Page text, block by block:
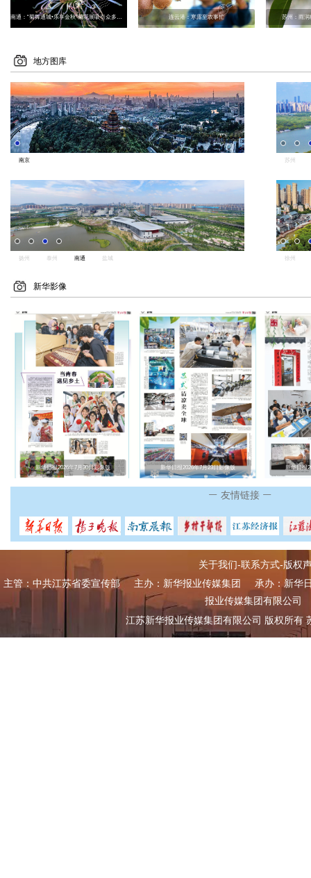
连云港：寒露至农事忙 苏州：雨润
地方图库
南京 苏州
扬州 泰州 南通 盐城 徐州
新华影像
新华日报2026年7月30日影像版 新华日报2026年7月23日影像版 新华日报
友情链接
关于我们-联系方式-版权
主管：中共江苏省委宣传部
主办：新华报业传媒集团
承办：新华
报业传媒集团有限公司
江苏新华报业传媒集团有限公司 版权所有